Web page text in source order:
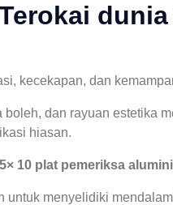
kecekapan, dan
boleh, dan rayuan estetika
hiasan.
5× 10 plat pemeriksa
untuk menyelidiki